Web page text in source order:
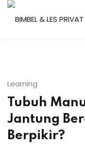
Skip
Learning
Tubuh
Jantung
Berpikir?